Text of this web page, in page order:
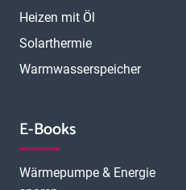
Heizen mit Öl
Solarthermie
Warmwasserspeicher
E-Books
Wärmepumpe & Energie